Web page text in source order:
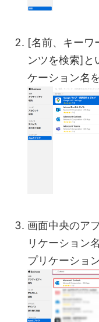
[名前、キーワ
ンツを検索]と
ケーション名
画面中央のア
リケーション
プリケーショ